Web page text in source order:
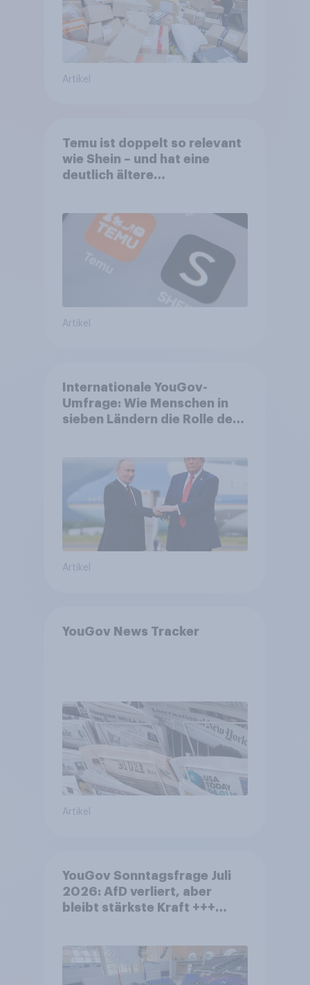
Artikel
Temu ist doppelt so relevant
wie Shein – und hat eine
deutlich ältere
Artikel
Internationale YouGov-
Umfrage: Wie Menschen in
sieben Ländern die Rolle der
Bedrohungen und Bündnisse
bewerten
Artikel
YouGov News Tracker
Artikel
YouGov Sonntagsfrage Juli
2026: AfD verliert, aber
bleibt stärkste Kraft +++